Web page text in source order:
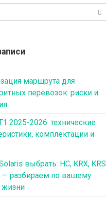
маршрута для
перевозок: риски и
2025-2026: технические
комплектации и
выбрать: HC, KRX, KRS
— разбираем по вашему
жизни